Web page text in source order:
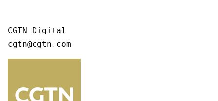
CGTN Digital
cgtn@cgtn.com